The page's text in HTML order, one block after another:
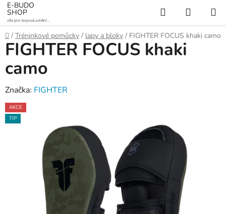
Přejít
na
obsah
E-BUDO
SHOP
vše pro bojová umění a
sporty
Hledat
KOŠÍK
Domů
/ Tréninkové pomůcky / lapy a bloky / FIGHTER FOCUS khaki camo
FIGHTER FOCUS khaki
camo
Značka: FIGHTER
AKCE
TIP